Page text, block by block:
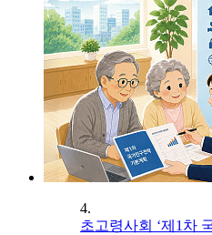
4.
초고령사회 ‘제1차